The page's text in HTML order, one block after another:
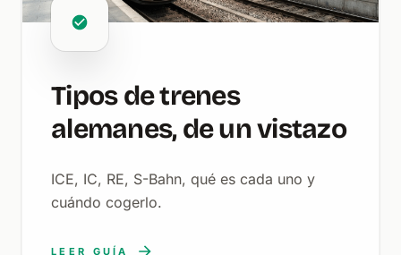
Tipos de trenes
alemanes, de un vistazo
ICE, IC, RE, S-Bahn, qué es cada uno y
cuándo cogerlo.
LEER GUÍA